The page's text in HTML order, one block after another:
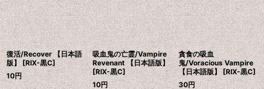
復活/Recover 【日本語
版】 [RIX-黒C]
10円
吸血鬼の亡霊/Vampire
Revenant 【日本語版】
[RIX-黒C]
10円
貪食の吸血
鬼/Voracious Vampire
【日本語版】 [RIX-黒C]
30円